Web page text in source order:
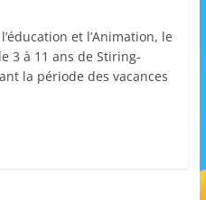
Wendel
L
et l’Animation, le
3 à 11 ans de Stiring-
la période des vacances